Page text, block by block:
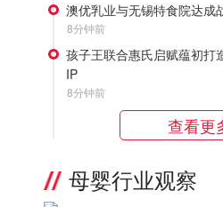
澳优乳业与无锡特食院达成
8分钟前
孩子王联合惠氏启赋蕴初打
IP
8分钟前
查看更
母婴行业观察